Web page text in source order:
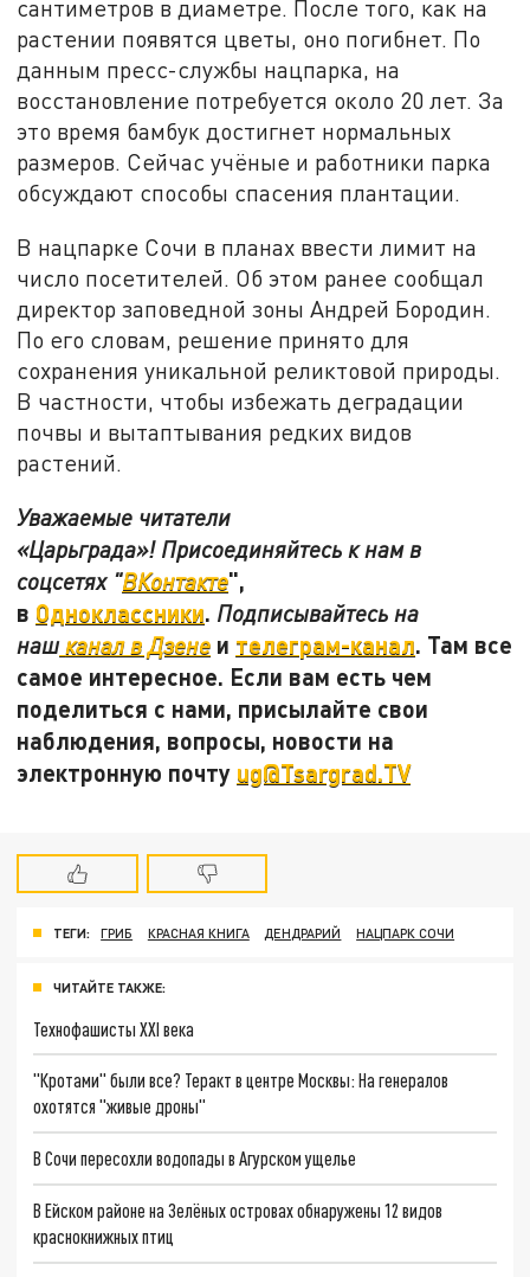
сантиметров в диаметре. После того, как на
растении появятся цветы, оно погибнет. По
данным пресс-службы нацпарка, на
восстановление потребуется около 20 лет. За
это время бамбук достигнет нормальных
размеров. Сейчас учёные и работники парка
обсуждают способы спасения плантации.
В нацпарке Сочи в планах ввести лимит на
число посетителей. Об этом ранее сообщал
директор заповедной зоны Андрей Бородин.
По его словам, решение принято для
сохранения уникальной реликтовой природы.
В частности, чтобы избежать деградации
почвы и вытаптывания редких видов
растений.
Уважаемые читатели
«Царьграда»! Присоединяйтесь к нам в
соцсетях "ВКонтакте",
в Одноклассники. Подписывайтесь на
наш канал в Дзене и телеграм-канал. Там все
самое интересное. Если вам есть чем
поделиться с нами, присылайте свои
наблюдения, вопросы, новости на
электронную почту ug@Tsargrad.TV
ТЕГИ: ГРИБ КРАСНАЯ КНИГА ДЕНДРАРИЙ НАЦПАРК СОЧИ
ЧИТАЙТЕ ТАКЖЕ:
Технофашисты XXI века
"Кротами" были все? Теракт в центре Москвы: На генералов
охотятся "живые дроны"
В Сочи пересохли водопады в Агурском ущелье
В Ейском районе на Зелёных островах обнаружены 12 видов
краснокнижных птиц